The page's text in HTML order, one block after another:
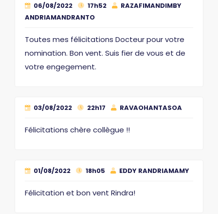
06/08/2022 17h52
RAZAFIMANDIMBY
ANDRIAMANDRANTO
Toutes mes félicitations Docteur pour votre
nomination. Bon vent. Suis fier de vous et de
votre engegement.
03/08/2022 22h17 RAVAOHANTASOA
Félicitations chère collègue !!
01/08/2022 18h05 EDDY RANDRIAMAMY
Félicitation et bon vent Rindra!